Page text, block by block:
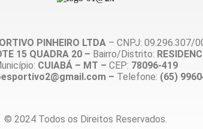
PINHEIRO LTDA– CNPJ: 09.296.307/
15 QUADRA 20 – Bairro/Distrito:
CUIABÁ – MT – CEP: 78096-419
– Telefone: (65)
© 2024 Todos os Direitos Reservados.